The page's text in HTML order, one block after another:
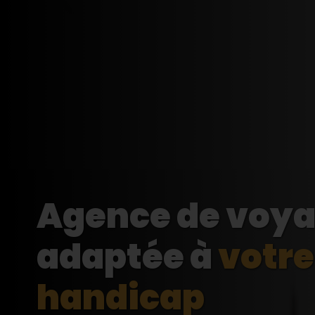
Agence de
adaptée àvotre
handicap